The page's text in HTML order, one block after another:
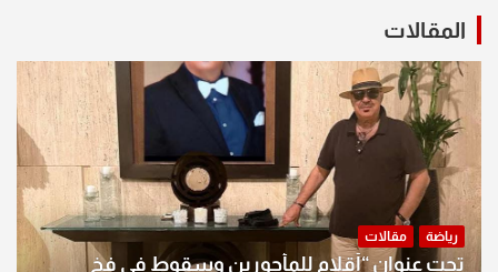
المقالات
رياضة مقالات
تحت عنوان “أقلام للمأجورين وسقوط في فخ